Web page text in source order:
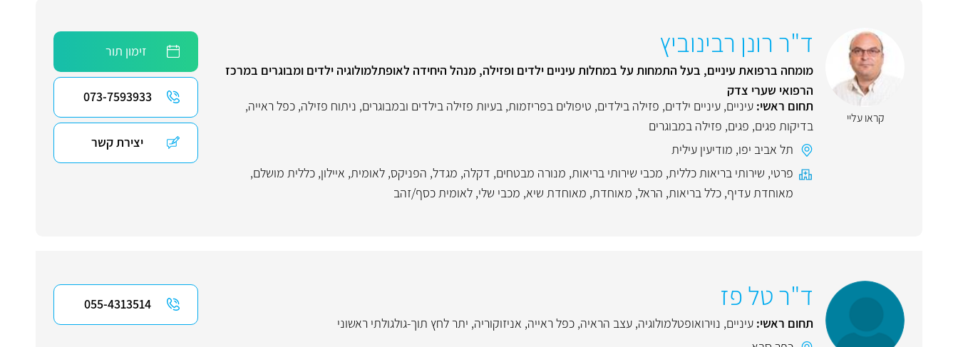
קראו עליי
ד"ר רונן רבינוביץ
מומחה ברפואת עיניים, בעל התמחות על במחלות עיניים ילדים ופזילה, מנהל היחידה לאופתלמולוגיה ילדים ומבוגרים במרכז
הרפואי שערי צדק
תחום ראשי: עיניים, עיניים ילדים, פזילה בילדים, טיפולים בפריזמות, בעיות פזילה בילדים ובמבוגרים, ניתוח פזילה, כפל ראייה,
בדיקות פגים, פגים, פזילה במבוגרים
תל אביב יפו, מודיעין עילית
פרטי, שירותי בריאות כללית, מכבי שירותי בריאות, מנורה מבטחים, דקלה, מגדל, הפניקס, לאומית, איילון, כללית מושלם,
מאוחדת עדיף, כלל בריאות, הראל, מאוחדת, מאוחדת שיא, מכבי שלי, לאומית כסף/זהב
זימון תור
073-7593933
יצירת קשר
ד"ר טל פז
תחום ראשי: עיניים, נוירואופטלמולוגיה, עצב הראיה, כפל ראייה, אניזוקוריה, יתר לחץ תוך-גולגולתי ראשוני
055-4313514